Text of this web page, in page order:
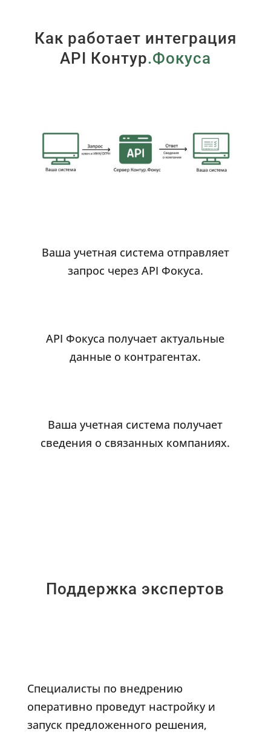
Как работает интеграция
API Контур.Фокуса
Ваша учетная система отправляет
запрос через API Фокуса.
API Фокуса получает актуальные
данные о контрагентах.
Ваша учетная система получает
сведения о связанных компаниях.
Поддержка экспертов
Специалисты по внедрению
оперативно проведут настройку и
запуск предложенного решения,